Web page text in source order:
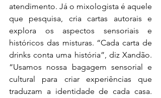
atendimento. Já o mixologista é aquele
que pesquisa, cria cartas autorais e
explora os aspectos sensoriais e
históricos das misturas. “Cada carta de
drinks conta uma história”, diz Xandão.
“Usamos nossa bagagem sensorial e
cultural para criar experiências que
traduzam a identidade de cada casa.